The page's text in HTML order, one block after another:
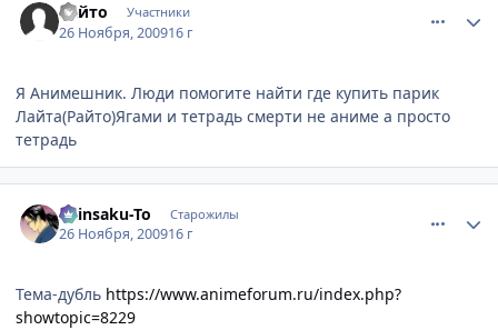
Райто Участники
26 Ноября, 200916 г
Я Анимешник. Люди помогите найти где купить парик
Лайта(Райто)Ягами и тетрадь смерти не аниме а просто
тетрадь
Shinsaku-To Старожилы
26 Ноября, 200916 г
Тема-дубль https://www.animeforum.ru/index.php?
showtopic=8229